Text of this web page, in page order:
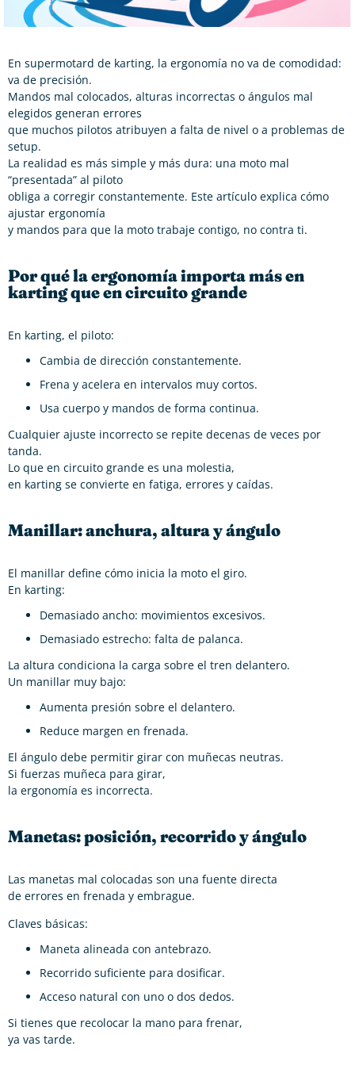
En supermotard de karting, la ergonomía no va de comodidad:
va de precisión.
Mandos mal colocados, alturas incorrectas o ángulos mal
elegidos generan errores
que muchos pilotos atribuyen a falta de nivel o a problemas de
setup.
La realidad es más simple y más dura: una moto mal
“presentada” al piloto
obliga a corregir constantemente. Este artículo explica cómo
ajustar ergonomía
y mandos para que la moto trabaje contigo, no contra ti.
Por qué la ergonomía importa más en
karting que en circuito grande
En karting, el piloto:
Cambia de dirección constantemente.
Frena y acelera en intervalos muy cortos.
Usa cuerpo y mandos de forma continua.
Cualquier ajuste incorrecto se repite decenas de veces por
tanda.
Lo que en circuito grande es una molestia,
en karting se convierte en fatiga, errores y caídas.
Manillar: anchura, altura y ángulo
El manillar define cómo inicia la moto el giro.
En karting:
Demasiado ancho: movimientos excesivos.
Demasiado estrecho: falta de palanca.
La altura condiciona la carga sobre el tren delantero.
Un manillar muy bajo:
Aumenta presión sobre el delantero.
Reduce margen en frenada.
El ángulo debe permitir girar con muñecas neutras.
Si fuerzas muñeca para girar,
la ergonomía es incorrecta.
Manetas: posición, recorrido y ángulo
Las manetas mal colocadas son una fuente directa
de errores en frenada y embrague.
Claves básicas:
Maneta alineada con antebrazo.
Recorrido suficiente para dosificar.
Acceso natural con uno o dos dedos.
Si tienes que recolocar la mano para frenar,
ya vas tarde.